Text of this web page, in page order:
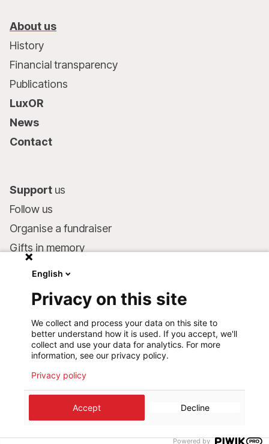
About us
History
Financial transparency
Publications
LuxOR
News
Contact
Support us
Follow us
Organise a fundraiser
Gifts in memory
Make a donation
Bank account:
LU75 1111 0000 4848 0000
Behavioural Commitments
Médecins Sans Frontières Luxembourg
Design+Digital :Bunker Palace
English
Privacy on this site
We collect and process your data on this site to
better understand how it is used. If you accept, we'll
collect and use your data for analytics. For more
information, see our privacy policy.
Privacy policy
Accept Decline
Powered by